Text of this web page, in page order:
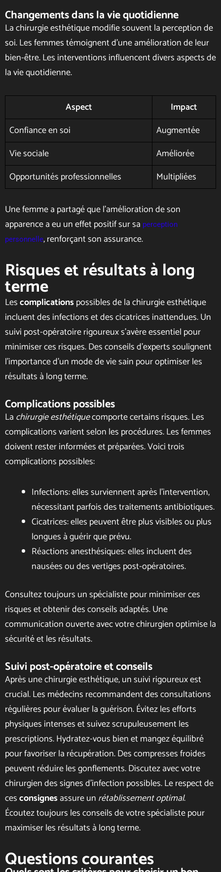
Changements dans la vie quotidienne
La chirurgie esthétique modifie souvent la perception de
soi. Les femmes témoignent d’une amélioration de leur
bien-être. Les interventions influencent divers aspects de
la vie quotidienne.
Aspect
Impact
Confiance en soi
Augmentée
Vie sociale
Améliorée
Opportunités professionnelles
Multipliées
Une femme a partagé que l’amélioration de son
apparence a eu un effet positif sur sa perception
personnelle, renforçant son assurance.
Risques et résultats à long
terme
Lescomplicationspossibles de la chirurgie esthétique
incluent des infections et des cicatrices inattendues. Un
suivi post-opératoire rigoureux s’avère essentiel pour
minimiser ces risques. Des conseils d’experts soulignent
l’importance d’un mode de vie sain pour optimiser les
résultats à long terme.
Complications possibles
La chirurgie esthétiquecomporte certains risques. Les
complications varient selon les procédures. Les femmes
doivent rester informées et préparées. Voici trois
complications possibles:
Infections: elles surviennent après l’intervention,
nécessitant parfois des traitements antibiotiques.
Cicatrices: elles peuvent être plus visibles ou plus
longues à guérir que prévu.
Réactions anesthésiques: elles incluent des
nausées ou des vertiges post-opératoires.
Consultez toujours un spécialiste pour minimiser ces
risques et obtenir des conseils adaptés. Une
communication ouverte avec votre chirurgien optimise la
sécurité et les résultats.
Suivi post-opératoire et conseils
Après une chirurgie esthétique, un suivi rigoureux est
crucial. Les médecins recommandent des consultations
régulières pour évaluer la guérison. Évitez les efforts
physiques intenses et suivez scrupuleusement les
prescriptions. Hydratez-vous bien et mangez équilibré
pour favoriser la récupération. Des compresses froides
peuvent réduire les gonflements. Discutez avec votre
chirurgien des signes d’infection possibles. Le respect de
cesconsignesassure un rétablissement optimal.
Écoutez toujours les conseils de votre spécialiste pour
maximiser les résultats à long terme.
Questions courantes